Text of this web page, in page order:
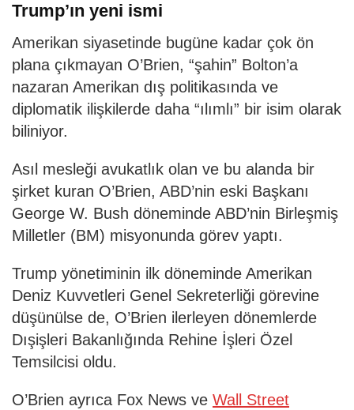
Trump’ın yeni ismi
Amerikan siyasetinde bugüne kadar çok ön
plana çıkmayan O’Brien, “şahin” Bolton’a
nazaran Amerikan dış politikasında ve
diplomatik ilişkilerde daha “ılımlı” bir isim olarak
biliniyor.
Asıl mesleği avukatlık olan ve bu alanda bir
şirket kuran O’Brien, ABD’nin eski Başkanı
George W. Bush döneminde ABD’nin Birleşmiş
Milletler (BM) misyonunda görev yaptı.
Trump yönetiminin ilk döneminde Amerikan
Deniz Kuvvetleri Genel Sekreterliği görevine
düşünülse de, O’Brien ilerleyen dönemlerde
Dışişleri Bakanlığında Rehine İşleri Özel
Temsilcisi oldu.
O’Brien ayrıca Fox News ve Wall Street